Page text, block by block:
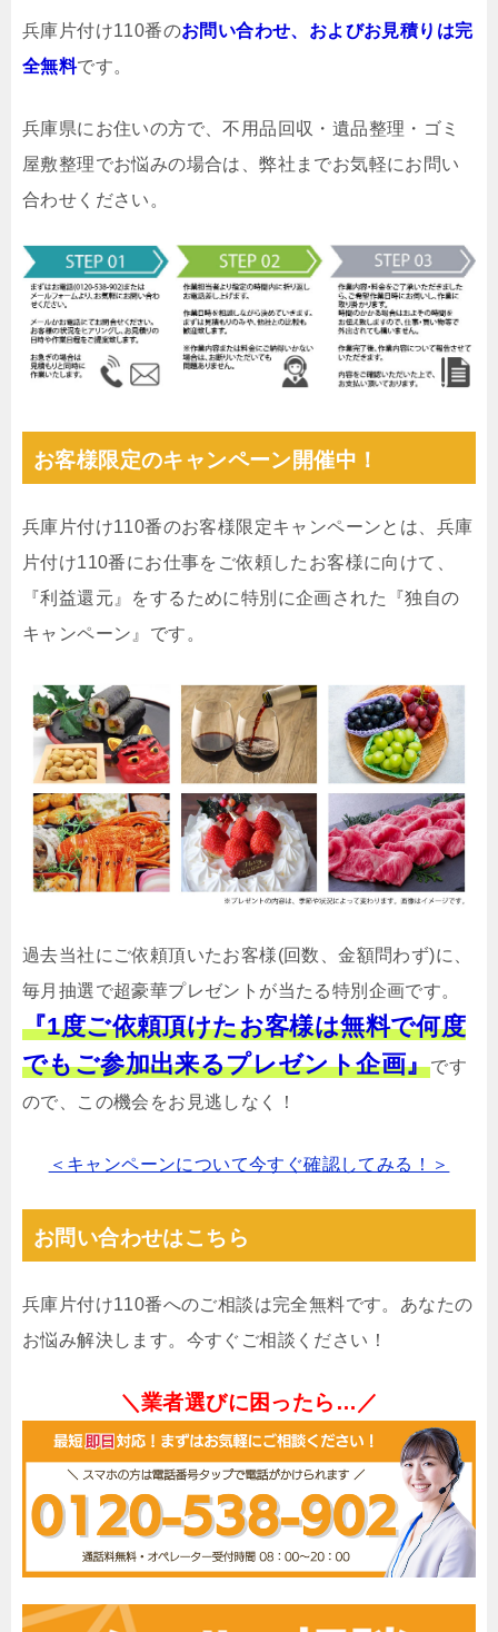
兵庫片付け110番のお問い合わせ、およびお見積りは完
全無料です。
兵庫県にお住いの方で、不用品回収・遺品整理・ゴミ
屋敷整理でお悩みの場合は、弊社までお気軽にお問い
合わせください。
お客様限定のキャンペーン開催中！
兵庫片付け110番のお客様限定キャンペーンとは、兵庫
片付け110番にお仕事をご依頼したお客様に向けて、
『利益還元』をするために特別に企画された『独自の
キャンペーン』です。
過去当社にご依頼頂いたお客様(回数、金額問わず)に、
毎月抽選で超豪華プレゼントが当たる特別企画です。
『1度ご依頼頂けたお客様は無料で何度
でもご参加出来るプレゼント企画』です
ので、この機会をお見逃しなく！
＜キャンペーンについて今すぐ確認してみる！＞
お問い合わせはこちら
兵庫片付け110番へのご相談は完全無料です。あなたの
お悩み解決します。今すぐご相談ください！
＼業者選びに困ったら…／